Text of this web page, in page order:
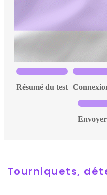
Résumé du test
Tourniquets,